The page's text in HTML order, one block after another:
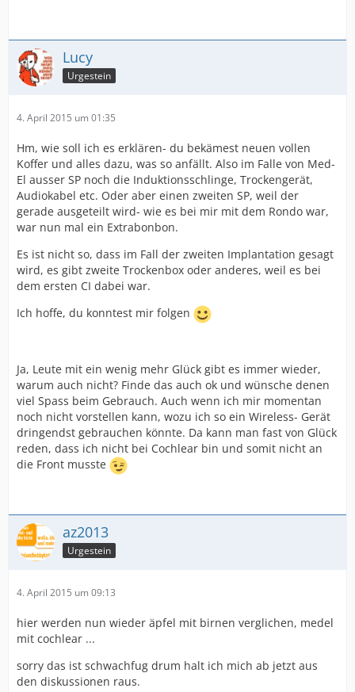
Lucy
Urgestein
4. April 2015 um 01:35
Hm, wie soll ich es erklären- du bekämest neuen vollen
Koffer und alles dazu, was so anfällt. Also im Falle von Med-
El ausser SP noch die Induktionsschlinge, Trockengerät,
Audiokabel etc. Oder aber einen zweiten SP, weil der
gerade ausgeteilt wird- wie es bei mir mit dem Rondo war,
war nun mal ein Extrabonbon.
Es ist nicht so, dass im Fall der zweiten Implantation gesagt
wird, es gibt zweite Trockenbox oder anderes, weil es bei
dem ersten CI dabei war.
Ich hoffe, du konntest mir folgen
Ja, Leute mit ein wenig mehr Glück gibt es immer wieder,
warum auch nicht? Finde das auch ok und wünsche denen
viel Spass beim Gebrauch. Auch wenn ich mir momentan
noch nicht vorstellen kann, wozu ich so ein Wireless- Gerät
dringendst gebrauchen könnte. Da kann man fast von Glück
reden, dass ich nicht bei Cochlear bin und somit nicht an
die Front musste
az2013
Urgestein
4. April 2015 um 09:13
hier werden nun wieder äpfel mit birnen verglichen, medel
mit cochlear ...
sorry das ist schwachfug drum halt ich mich ab jetzt aus
den diskussionen raus.